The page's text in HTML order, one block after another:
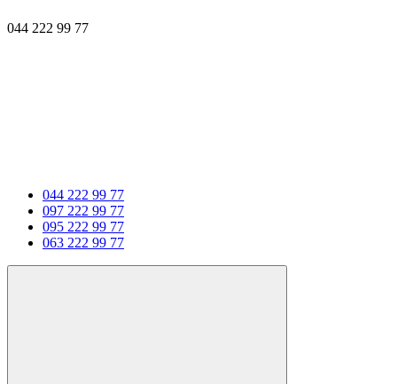
044 222 99 77
044 222 99 77
097 222 99 77
095 222 99 77
063 222 99 77